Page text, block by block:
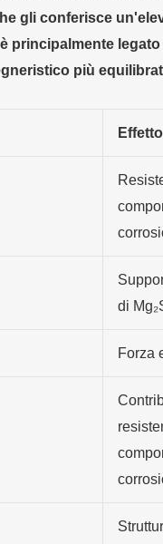
gli conferisce
principalmente
più
di
Forza